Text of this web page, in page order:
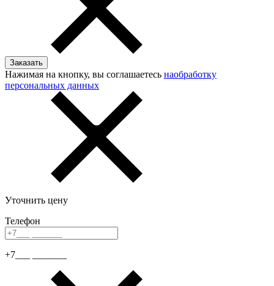
Нажимая на кнопку, вы соглашаетесь наобработку
персональных данных
Уточнить цену
Телефон
+7___ _______